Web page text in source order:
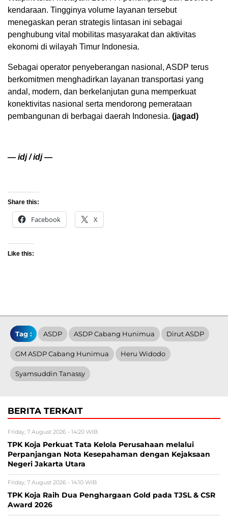
kendaraan. Tingginya volume layanan tersebut
menegaskan peran strategis lintasan ini sebagai
penghubung vital mobilitas masyarakat dan aktivitas
ekonomi di wilayah Timur Indonesia.
Sebagai operator penyeberangan nasional, ASDP terus
berkomitmen menghadirkan layanan transportasi yang
andal, modern, dan berkelanjutan guna memperkuat
konektivitas nasional serta mendorong pemerataan
pembangunan di berbagai daerah Indonesia. (jagad)
— idj / idj —
Share this:
Facebook X
Like this:
Tag : ASDP ASDP Cabang Hunimua Dirut ASDP
GM ASDP Cabang Hunimua Heru Widodo
Syamsuddin Tanassy
BERITA TERKAIT
Friday, 7 August 2026 - 14:20 WIB
TPK Koja Perkuat Tata Kelola Perusahaan melalui
Perpanjangan Nota Kesepahaman dengan Kejaksaan
Negeri Jakarta Utara
Friday, 7 August 2026 - 14:10 WIB
TPK Koja Raih Dua Penghargaan Gold pada TJSL & CSR
Award 2026